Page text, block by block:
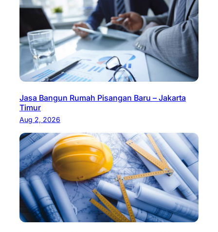
Jasa Bangun Rumah Pisangan Baru – Jakarta
Timur
Aug 2, 2026